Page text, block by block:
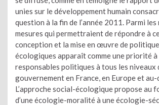
unies sur le développement humain
question à la fin de l’année 2011. Parmi les
mesures qui permettraient de répondre à
conception et la mise en œuvre de
écologiques apparaît comme une priorité
responsables politiques à tous les niveaux
gouvernement en France, en Europe et au-
L’approche social-écologique propose au
d’une écologie-moralité à une écologie-